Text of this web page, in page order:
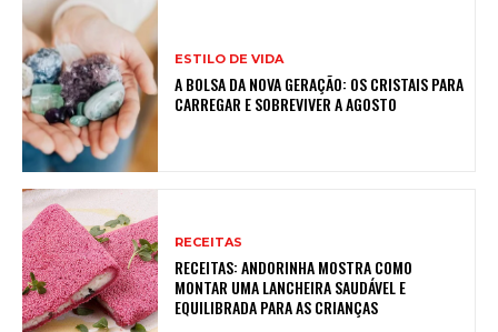
ESTILO DE VIDA
A BOLSA DA NOVA GERAÇÃO: OS CRISTAIS PARA
CARREGAR E SOBREVIVER A AGOSTO
RECEITAS
RECEITAS: ANDORINHA MOSTRA COMO
MONTAR UMA LANCHEIRA SAUDÁVEL E
EQUILIBRADA PARA AS CRIANÇAS